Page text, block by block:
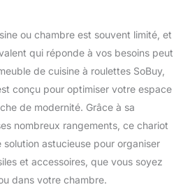
ou chambre est souvent limité, et
qui réponde à vos besoins peut
de cuisine à roulettes SoBuy,
conçu pour optimiser votre espace
de modernité. Grâce à sa
nombreux rangements, ce chariot
astucieuse pour organiser
et accessoires, que vous soyez
dans votre chambre.